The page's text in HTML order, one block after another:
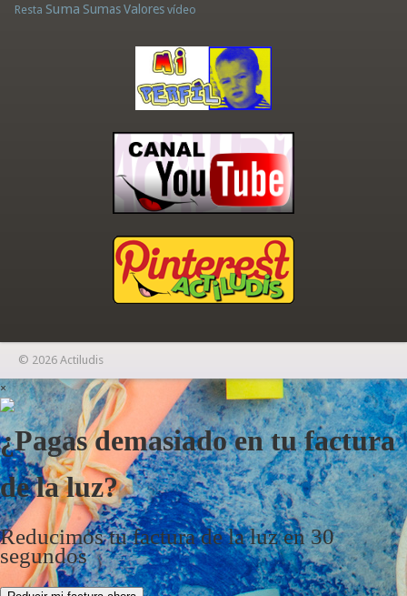
Resta Suma Sumas Valores vídeo
© 2026 Actiludis
×
¿Pagas demasiado en tu factura
de la luz?
Reducimos tu factura de la luz en 30
segundos